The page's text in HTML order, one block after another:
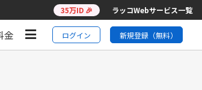
35万ID 🎉 ラッコWebサービス一覧
金 ログイン 新規登録（無料）